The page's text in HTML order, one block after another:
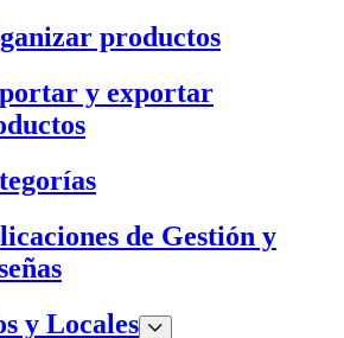
productos
y exportar
de Gestión y
y Locales